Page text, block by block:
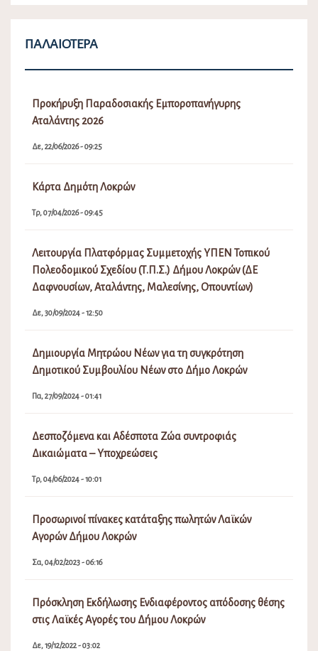
ΠΑΛΑΙΌΤΕΡΑ
Προκήρυξη Παραδοσιακής Εμποροπανήγυρης
Αταλάντης 2026
Δε, 22/06/2026 - 09:25
Κάρτα Δημότη Λοκρών
Τρ, 07/04/2026 - 09:45
Λειτουργία Πλατφόρμας Συμμετοχής ΥΠΕΝ Τοπικού
Πολεοδομικού Σχεδίου (Τ.Π.Σ.) Δήμου Λοκρών (ΔΕ
Δαφνουσίων, Αταλάντης, Μαλεσίνης, Οπουντίων)
Δε, 30/09/2024 - 12:50
Δημιουργία Μητρώου Νέων για τη συγκρότηση
Δημοτικού Συμβουλίου Νέων στο Δήμο Λοκρών
Πα, 27/09/2024 - 01:41
Δεσποζόμενα και Αδέσποτα Ζώα συντροφιάς
Δικαιώματα – Υποχρεώσεις
Τρ, 04/06/2024 - 10:01
Προσωρινοί πίνακες κατάταξης πωλητών Λαϊκών
Αγορών Δήμου Λοκρών
Σα, 04/02/2023 - 06:16
Πρόσκληση Εκδήλωσης Ενδιαφέροντος απόδοσης θέσης
στις Λαϊκές Αγορές του Δήμου Λοκρών
Δε, 19/12/2022 - 03:02